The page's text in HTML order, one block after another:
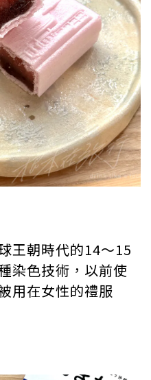
王朝時代的14～15
染色技術，以前使
用在女性的禮服